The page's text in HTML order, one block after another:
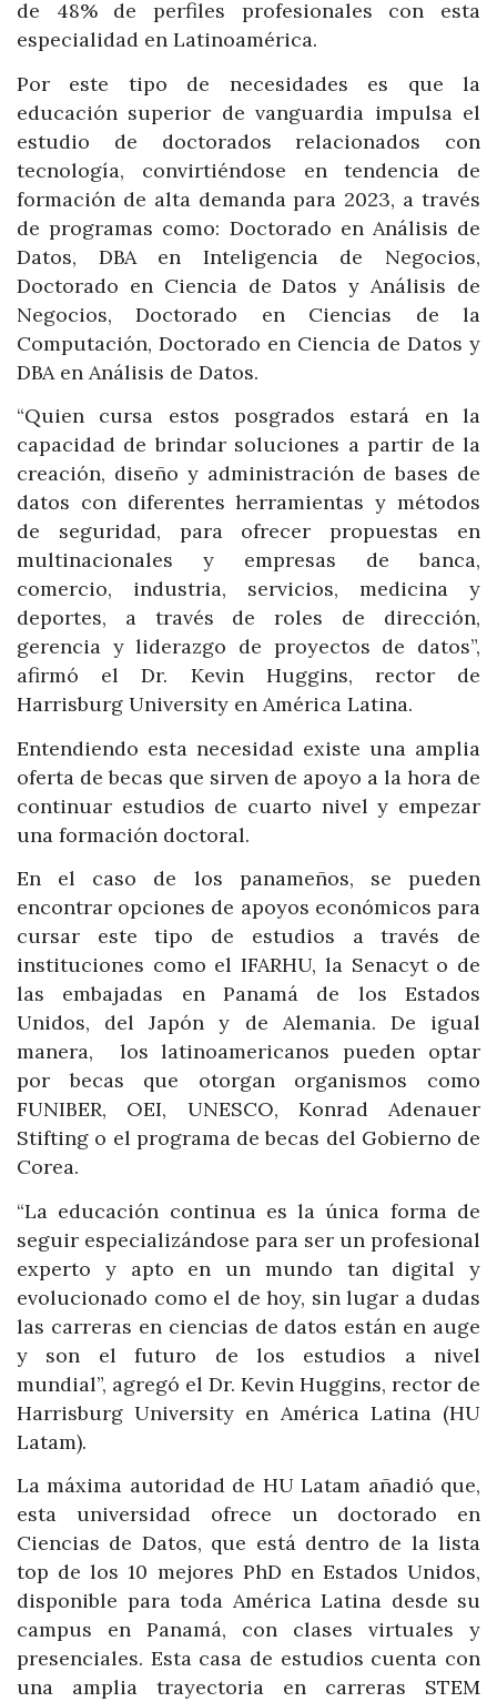
de 48% de perfiles profesionales con esta
especialidad en Latinoamérica.
Por este tipo de necesidades es que la
educación superior de vanguardia impulsa el
estudio de doctorados relacionados con
tecnología, convirtiéndose en tendencia de
formación de alta demanda para 2023, a través
de programas como: Doctorado en Análisis de
Datos, DBA en Inteligencia de Negocios,
Doctorado en Ciencia de Datos y Análisis de
Negocios, Doctorado en Ciencias de la
Computación, Doctorado en Ciencia de Datos y
DBA en Análisis de Datos.
“Quien cursa estos posgrados estará en la
capacidad de brindar soluciones a partir de la
creación, diseño y administración de bases de
datos con diferentes herramientas y métodos
de seguridad, para ofrecer propuestas en
multinacionales y empresas de banca,
comercio, industria, servicios, medicina y
deportes, a través de roles de dirección,
gerencia y liderazgo de proyectos de datos”,
afirmó el Dr. Kevin Huggins, rector de
Harrisburg University en América Latina.
Entendiendo esta necesidad existe una amplia
oferta de becas que sirven de apoyo a la hora de
continuar estudios de cuarto nivel y empezar
una formación doctoral.
En el caso de los panameños, se pueden
encontrar opciones de apoyos económicos para
cursar este tipo de estudios a través de
instituciones como el IFARHU, la Senacyt o de
las embajadas en Panamá de los Estados
Unidos, del Japón y de Alemania. De igual
manera, los latinoamericanos pueden optar
por becas que otorgan organismos como
FUNIBER, OEI, UNESCO, Konrad Adenauer
Stifting o el programa de becas del Gobierno de
Corea.
“La educación continua es la única forma de
seguir especializándose para ser un profesional
experto y apto en un mundo tan digital y
evolucionado como el de hoy, sin lugar a dudas
las carreras en ciencias de datos están en auge
y son el futuro de los estudios a nivel
mundial”, agregó el Dr. Kevin Huggins, rector de
Harrisburg University en América Latina (HU
Latam).
La máxima autoridad de HU Latam añadió que,
esta universidad ofrece un doctorado en
Ciencias de Datos, que está dentro de la lista
top de los 10 mejores PhD en Estados Unidos,
disponible para toda América Latina desde su
campus en Panamá, con clases virtuales y
presenciales. Esta casa de estudios cuenta con
una amplia trayectoria en carreras STEM